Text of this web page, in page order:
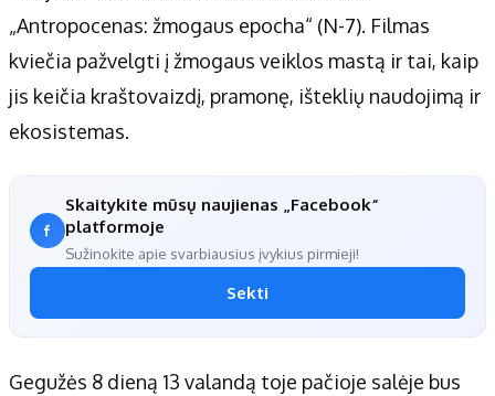
„Antropocenas: žmogaus epocha“ (N-7). Filmas
kviečia pažvelgti į žmogaus veiklos mastą ir tai, kaip
jis keičia kraštovaizdį, pramonę, išteklių naudojimą ir
ekosistemas.
Skaitykite mūsų naujienas „Facebook“
platformoje
Sužinokite apie svarbiausius įvykius pirmieji!
Sekti
Gegužės 8 dieną 13 valandą toje pačioje salėje bus